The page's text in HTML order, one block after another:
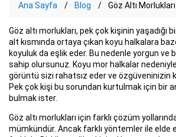
Ana Sayfa Blog Göz Altı
Göz altı morlukları, pek çok kişinin yaşadığı
alt kısmında ortaya çıkan koyu halkalara
koyuluk da eşlik eder. Bu nedenle yorgun ve
sahip olursunuz. Koyu mor halkalar
görüntü sizi rahatsız eder ve özgüveninizin
Pek çok kişi bu sorundan kurtulmak için bir
bulmak ister.
Göz altı morlukları için farklı çözüm
mümkündür. Ancak farklı yöntemler ile elde